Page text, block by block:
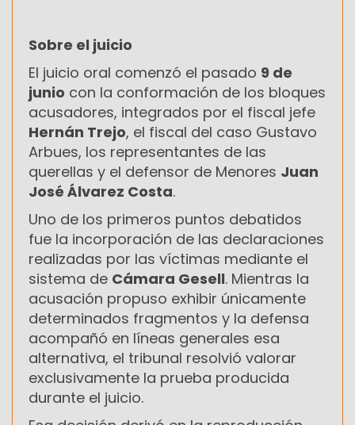
Sobre el juicio
El juicio oral comenzó el pasado 9 de
junio con la conformación de los bloques
acusadores, integrados por el fiscal jefe
Hernán Trejo, el fiscal del caso Gustavo
Arbues, los representantes de las
querellas y el defensor de Menores Juan
José Álvarez Costa.
Uno de los primeros puntos debatidos
fue la incorporación de las declaraciones
realizadas por las víctimas mediante el
sistema de Cámara Gesell. Mientras la
acusación propuso exhibir únicamente
determinados fragmentos y la defensa
acompañó en líneas generales esa
alternativa, el tribunal resolvió valorar
exclusivamente la prueba producida
durante el juicio.